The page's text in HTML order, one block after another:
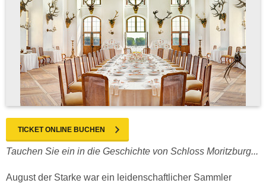
TICKET ONLINE BUCHEN
Tauchen Sie ein in die Geschichte von Schloss Moritzburg...
August der Starke war ein leidenschaftlicher Sammler